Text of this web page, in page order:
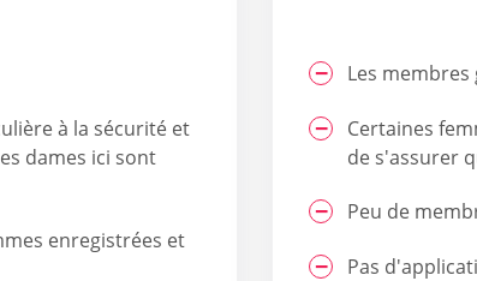
à la sécurité et
dames ici sont
enregistrées et
Les
Certaines
de s'assurer
Peu de
Pas